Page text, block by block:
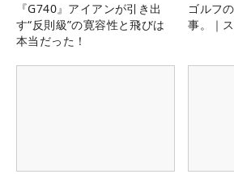
『G740』アイアンが引き出
す“反則級”の寛容性と飛びは
本当だった！
ゴルフ
事。｜